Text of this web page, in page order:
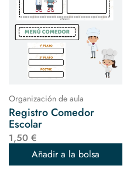
Organización de aula
Registro Comedor
Escolar
1,50 €
Añadir a la bolsa